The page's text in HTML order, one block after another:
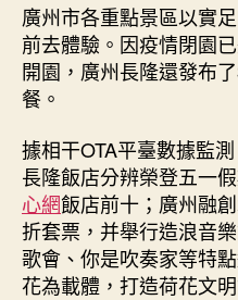
廣州市各重點景區以實
前去體驗。因疫情閉園
開園，廣州長隆還發布
餐。
據相干OTA平臺數據監
長隆飯店分辨榮登五一
心網飯店前十；廣州融
折套票，并舉行造浪音
歌會、你是吹奏家等特
花為載體，打造荷花文